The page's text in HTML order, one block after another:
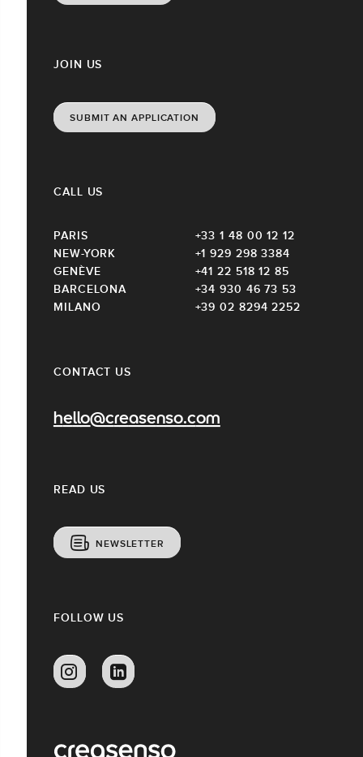
CONTACT US
hello@creasenso.com
JOIN US
SUBMIT AN APPLICATION
READ US
NEWSLETTER
CALL US
PARIS
+33 1 48 00 12 12
NEW-YORK
+1 929 298 3384
GENÈVE
+41 22 518 12 85
BARCELONA
+34 930 46 73 53
MILANO
+39 02 8294 2252
FOLLOW US